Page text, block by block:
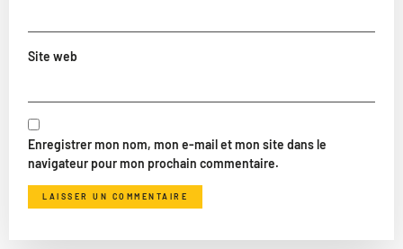
Site web
Enregistrer mon nom, mon e-mail et mon site dans le
navigateur pour mon prochain commentaire.